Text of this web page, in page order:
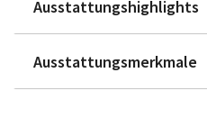
Ausstattungshighlights
Ausstattungsmerkmale